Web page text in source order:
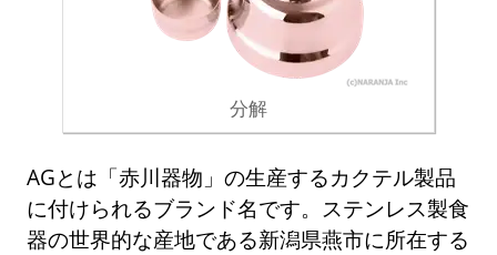
分解
AGとは「赤川器物」の生産するカクテル製品
に付けられるブランド名です。ステンレス製食
器の世界的な産地である新潟県燕市に所在する